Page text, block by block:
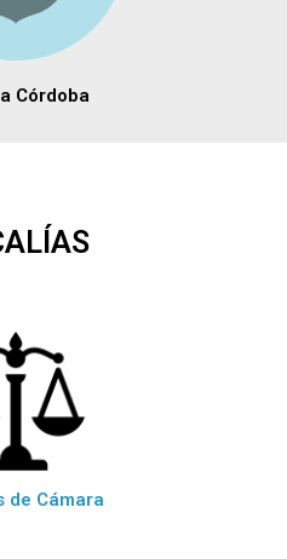
Córdoba
de Cámara